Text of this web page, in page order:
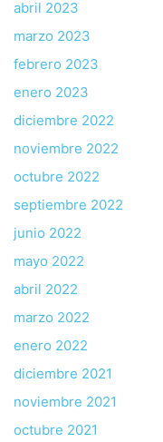
abril 2023
marzo 2023
febrero 2023
enero 2023
diciembre 2022
noviembre 2022
octubre 2022
septiembre 2022
junio 2022
mayo 2022
abril 2022
marzo 2022
enero 2022
diciembre 2021
noviembre 2021
octubre 2021